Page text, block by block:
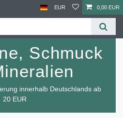
EUR 0,00 EUR
Schmuck
innerhalb Deutschlands ab
20 EUR